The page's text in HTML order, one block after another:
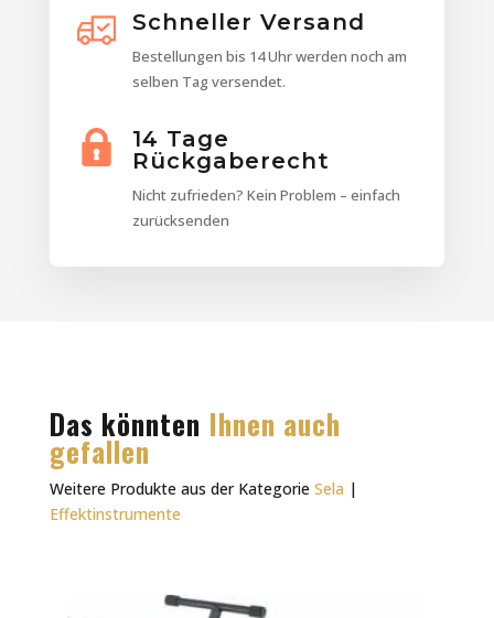
Schneller Versand
Bestellungen bis 14 Uhr werden noch am
selben Tag versendet.
14 Tage
Rückgaberecht
Nicht zufrieden? Kein Problem – einfach
zurücksenden
Das könnten Ihnen auch
gefallen
Weitere Produkte aus der Kategorie Sela |
Effektinstrumente